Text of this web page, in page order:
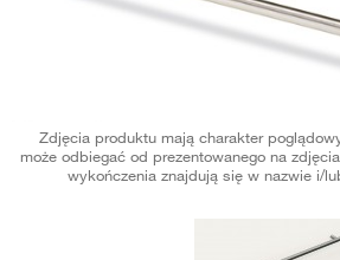
Zdjęcia produktu mają charakter
może odbiegać od prezentowanego na
wykończenia znajdują się w nazwie i/